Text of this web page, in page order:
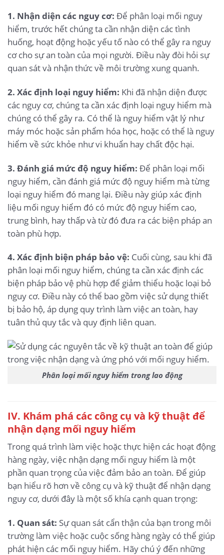
1. Nhận diện các nguy cơ: Để phân loại mối nguy
hiểm, trước hết chúng ta cần nhận diện các tình
huống, hoạt động hoặc yếu tố nào có thể gây ra nguy
cơ cho sự an toàn của mọi người. Điều này đòi hỏi sự
quan sát và nhận thức về môi trường xung quanh.
2. Xác định loại nguy hiểm: Khi đã nhận diện được
các nguy cơ, chúng ta cần xác định loại nguy hiểm mà
chúng có thể gây ra. Có thể là nguy hiểm vật lý như
máy móc hoặc sản phẩm hóa học, hoặc có thể là nguy
hiểm về sức khỏe như vi khuẩn hay chất độc hại.
3. Đánh giá mức độ nguy hiểm: Để phân loại mối
nguy hiểm, cần đánh giá mức độ nguy hiểm mà từng
loại nguy hiểm đó mang lại. Điều này giúp xác định
liệu mối nguy hiểm đó có mức độ nguy hiểm cao,
trung bình, hay thấp và từ đó đưa ra các biện pháp an
toàn phù hợp.
4. Xác định biện pháp bảo vệ: Cuối cùng, sau khi đã
phân loại mối nguy hiểm, chúng ta cần xác định các
biện pháp bảo vệ phù hợp để giảm thiểu hoặc loại bỏ
nguy cơ. Điều này có thể bao gồm việc sử dụng thiết
bị bảo hộ, áp dụng quy trình làm việc an toàn, hay
tuân thủ quy tắc và quy định liên quan.
Phân loại mối nguy hiểm trong lao động
IV. Khám phá các công cụ và kỹ thuật để
nhận dạng mối nguy hiểm
Trong quá trình làm việc hoặc thực hiện các hoạt động
hàng ngày, việc nhận dạng mối nguy hiểm là một
phần quan trọng của việc đảm bảo an toàn. Để giúp
bạn hiểu rõ hơn về công cụ và kỹ thuật để nhận dạng
nguy cơ, dưới đây là một số khía cạnh quan trọng:
1. Quan sát: Sự quan sát cẩn thận của bạn trong môi
trường làm việc hoặc cuộc sống hàng ngày có thể giúp
phát hiện các mối nguy hiểm. Hãy chú ý đến những